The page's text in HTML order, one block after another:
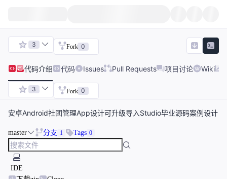
3 Fork 0
代码介绍 代码 Issues Pull Requests 项目讨论 Wiki
3 Fork 0
安卓Android社团管理App设计可升级导入Studio毕业源码案例设计
master 分支 1 Tags 0
IDE